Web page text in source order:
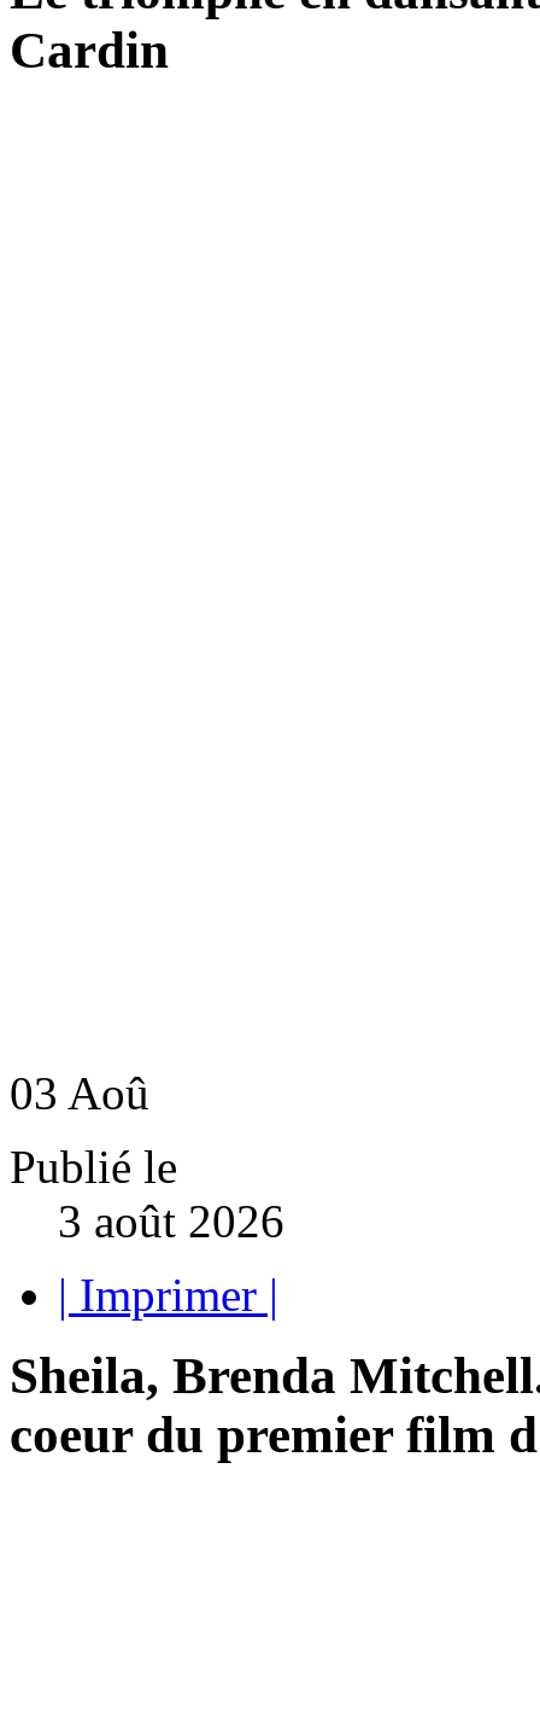
Cardin
03 Aoû
Publié le
3 août 2026
| Imprimer |
Sheila, Brenda
coeur du premier film